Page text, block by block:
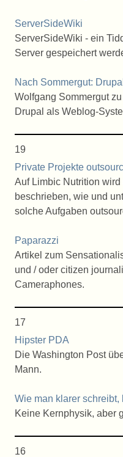
ServerSideWiki
ServerSideWiki - ein
Server gespeichert
Nach Sommergut: Drupal
Wolfgang Sommergut
Drupal als Weblog-
19
Private Projekte
Auf Limbic Nutrition
beschrieben, wie und
solche Aufgaben
Paparazzi
Artikel zum
und / oder citizen
Cameraphones.
17
Hipster PDA
Die Washington Post
Mann.
Wie man klarer
Keine Kernphysik, aber
16